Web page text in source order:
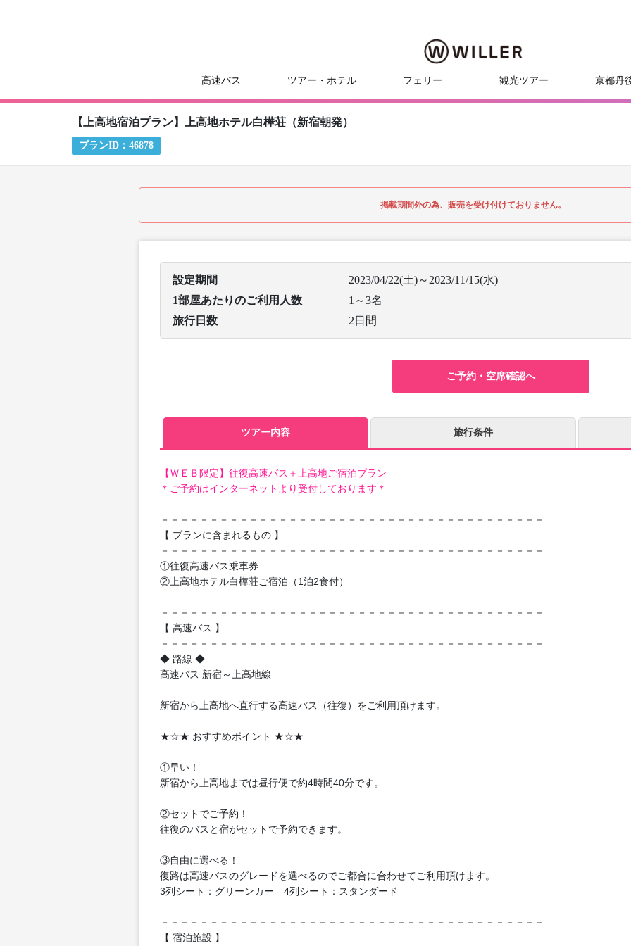
高速バス ツアー・ホテル フェリー 観光ツアー 京都丹
【上高地宿泊プラン】上高地ホテル白樺荘（新宿朝発）
プランID： 46878
掲載期間外の為、販売を受け付けておりません。
設定期間
2023/04/22(土)～2023/11/15(水)
1部屋あたりのご利用人数
1～3名
旅行日数
2日間
ご予約・空席確認へ
ツアー内容 旅行条件
【ＷＥＢ限定】往復高速バス＋上高地ご宿泊プラン
＊ご予約はインターネットより受付しております＊
－－－－－－－－－－－－－－－－－－－－－－－－－－－－－－－－－－－－－－－
【 プランに含まれるもの 】
－－－－－－－－－－－－－－－－－－－－－－－－－－－－－－－－－－－－－－－
①往復高速バス乗車券
②上高地ホテル白樺荘ご宿泊（1泊2食付）
－－－－－－－－－－－－－－－－－－－－－－－－－－－－－－－－－－－－－－－
【 高速バス 】
－－－－－－－－－－－－－－－－－－－－－－－－－－－－－－－－－－－－－－－
◆ 路線 ◆
高速バス 新宿～上高地線
新宿から上高地へ直行する高速バス（往復）をご利用頂けます。
★☆★ おすすめポイント ★☆★
①早い！
新宿から上高地までは昼行便で約4時間40分です。
②セットでご予約！
往復のバスと宿がセットで予約できます。
③自由に選べる！
復路は高速バスのグレードを選べるのでご都合に合わせてご利用頂けます。
3列シート：グリーンカー 4列シート：スタンダード
－－－－－－－－－－－－－－－－－－－－－－－－－－－－－－－－－－－－－－－
【 宿泊施設 】